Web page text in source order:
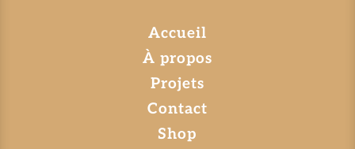
Accueil
À propos
Projets
Contact
Shop